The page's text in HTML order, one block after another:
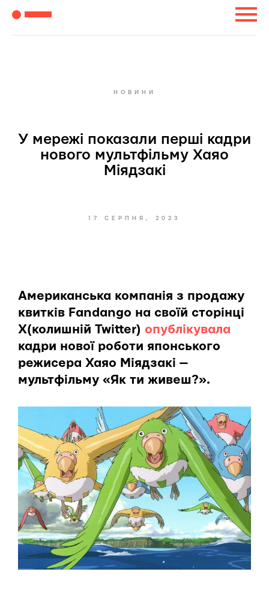
НОВИНИ
У мережі показали перші кадри
нового мультфільму Хаяо
Міядзакі
17 СЕРПНЯ, 2023
Американська компанія з продажу
квитків Fandango на своїй сторінці
X(колишній Twitter) опублікувала
кадри нової роботи японського
режисера Хаяо Міядзакі —
мультфільму «Як ти живеш?».